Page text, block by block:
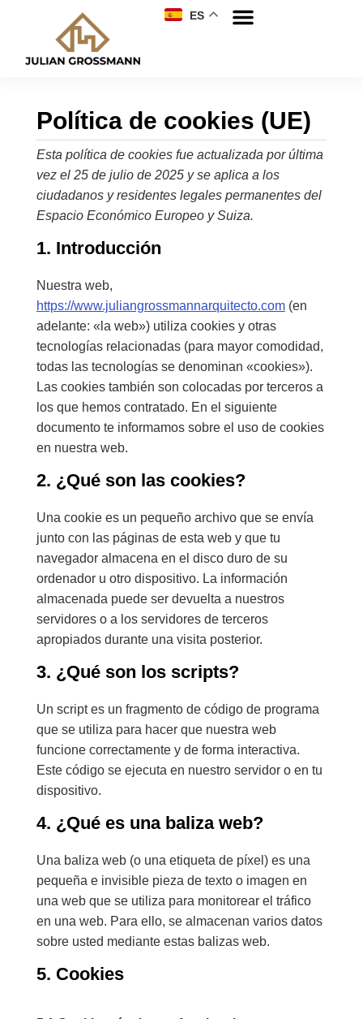
ES
Política de cookies (UE)
Esta política de cookies fue actualizada por última
vez el 25 de julio de 2025 y se aplica a los
ciudadanos y residentes legales permanentes del
Espacio Económico Europeo y Suiza.
1. Introducción
Nuestra web,
https://www.juliangrossmannarquitecto.com(en
adelante: «la web») utiliza cookies y otras
tecnologías relacionadas (para mayor comodidad,
todas las tecnologías se denominan «cookies»).
Las cookies también son colocadas por terceros a
los que hemos contratado. En el siguiente
documento te informamos sobre el uso de cookies
en nuestra web.
2. ¿Qué son las cookies?
Una cookie es un pequeño archivo que se envía
junto con las páginas de esta web y que tu
navegador almacena en el disco duro de su
ordenador u otro dispositivo. La información
almacenada puede ser devuelta a nuestros
servidores o a los servidores de terceros
apropiados durante una visita posterior.
3. ¿Qué son los scripts?
Un script es un fragmento de código de programa
que se utiliza para hacer que nuestra web
funcione correctamente y de forma interactiva.
Este código se ejecuta en nuestro servidor o en tu
dispositivo.
4. ¿Qué es una baliza web?
Una baliza web (o una etiqueta de píxel) es una
pequeña e invisible pieza de texto o imagen en
una web que se utiliza para monitorear el tráfico
en una web. Para ello, se almacenan varios datos
sobre usted mediante estas balizas web.
5. Cookies